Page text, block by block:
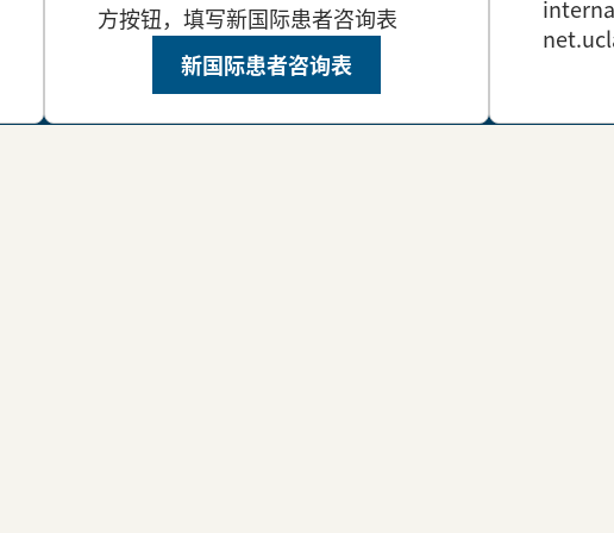
方按钮，填写新国际患者咨询表
新国际患者咨询表